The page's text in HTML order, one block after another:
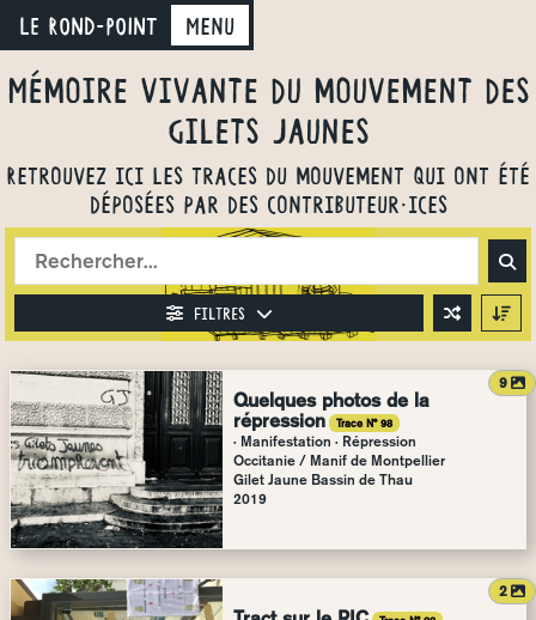
LE ROND-POINT Menu
Mémoire vivante du mouvement des
gilets jaunes
Retrouvez ici les traces du mouvement qui ont été
déposées par des contributeur·ices
Filtres
9
Quelques photos de la
répression
Trace N° 98
· Manifestation · Répression
Occitanie / Manif de Montpellier
Gilet Jaune Bassin de Thau
2019
2